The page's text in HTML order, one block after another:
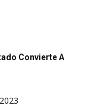
Convierte A